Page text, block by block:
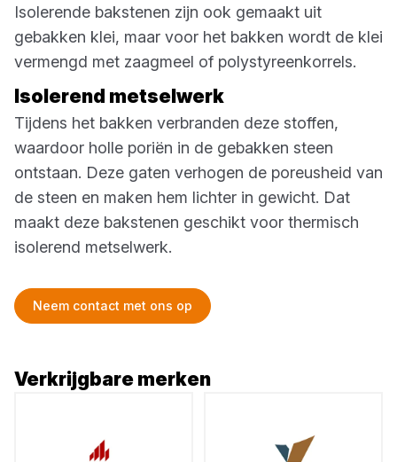
Isolerende bakstenen zijn ook gemaakt uit
gebakken klei, maar voor het bakken wordt de klei
vermengd met zaagmeel of polystyreenkorrels.
Isolerend metselwerk
Tijdens het bakken verbranden deze stoffen,
waardoor holle poriën in de gebakken steen
ontstaan. Deze gaten verhogen de poreusheid van
de steen en maken hem lichter in gewicht. Dat
maakt deze bakstenen geschikt voor thermisch
isolerend metselwerk.
Neem contact met ons op
Verkrijgbare merken